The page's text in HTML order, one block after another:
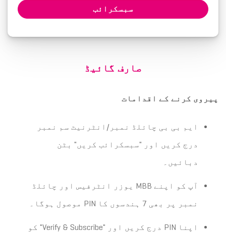
سبسکرائب
صارف گائیڈ
پیروی کرنے کے اقدامات
ایم بی بی چائلڈ نمبر/انٹرنیٹ سم نمبر
درج کریں اور "سبسکرائب کریں" بٹن
دبائیں۔
آپ کو اپنے MBB یوزر انٹرفیس اور چائلڈ
نمبر پر بھی 7 ہندسوں کا PIN موصول ہوگا۔
اپنا PIN درج کریں اور "Verify & Subscribe" کو